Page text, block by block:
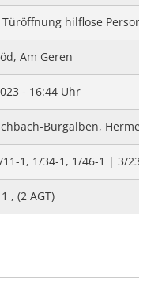
Türöffnung hilflose Person
Am Geren
- 16:44 Uhr
Burgalben,
11-1, 1/34-1, 1/46-1 | 3/
, (2 AGT)